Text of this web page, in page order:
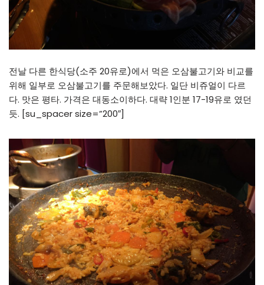
전날 다른 한식당(소주 20유로)에서 먹은 오삼불고기와 비교를
위해 일부로 오삼불고기를 주문해보았다. 일단 비쥬얼이 다르
다. 맛은 평타. 가격은 대동소이하다. 대략 1인분 17-19유로 였던
듯. [su_spacer size=”200″]